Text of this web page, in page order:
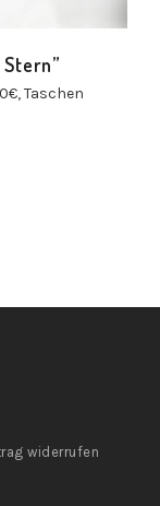
,Taschen
widerrufen